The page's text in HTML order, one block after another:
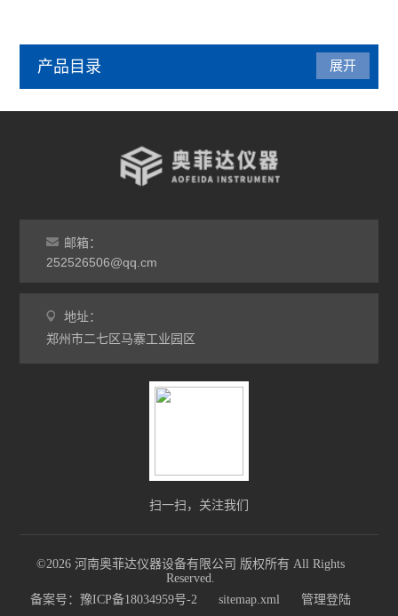
产品目录
干燥箱
烘箱
工业电炉
展开
邮箱：
252526506@qq.cm
地址：
郑州市二七区马寨工业园区
扫一扫，关注我们
©2026 河南奥菲达仪器设备有限公司 版权所有 All Rights
Reserved.
备案号：豫ICP备18034959号-2
sitemap.xml 管理登陆